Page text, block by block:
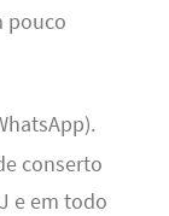
pouco
conserto
e em todo